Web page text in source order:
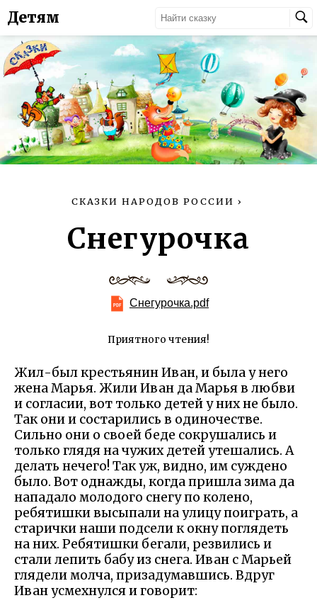
Детям
СКАЗКИ НАРОДОВ РОССИИ ›
Снегурочка
Снегурочка.pdf
Приятного чтения!
Жил-был крестьянин Иван, и была у него
жена Марья. Жили Иван да Марья в любви
и согласии, вот только детей у них не было.
Так они и состарились в одиночестве.
Сильно они о своей беде сокрушались и
только глядя на чужих детей утешались. А
делать нечего! Так уж, видно, им суждено
было. Вот однажды, когда пришла зима да
нападало молодого снегу по колено,
ребятишки высыпали на улицу поиграть, а
старички наши подсели к окну поглядеть
на них. Ребятишки бегали, резвились и
стали лепить бабу из снега. Иван с Марьей
глядели молча, призадумавшись. Вдруг
Иван усмехнулся и говорит: